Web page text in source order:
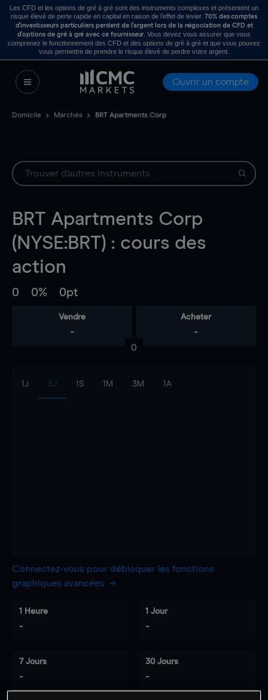
Les CFD et les options de gré à gré sont des instruments complexes et présentent un
risque élevé de perte rapide en capital en raison de l’effet de levier. 70% des comptes
d’investisseurs particuliers perdent de l’argent lors de la négociation de CFD et
d’options de gré à gré avec ce fournisseur . Vous devez vous assurer que vous
comprenez le fonctionnement des CFD et des options de gré à gré et que vous pouvez
vous permettre de prendre le risque élevé de perdre votre argent.
Ouvrir un compte
Domicile Marchés BRT Apartments Corp
BRT Apartments Corp
(NYSE:BRT) : cours des
action
0 0% 0pt
Vendre
-
Acheter
-
0
1J 3J 1S 1M 3M 1A
Connectez-vous pour débloquer les fonctions
graphiques avancées
1 Heure
-
1 Jour
-
7 Jours
-
30 Jours
-